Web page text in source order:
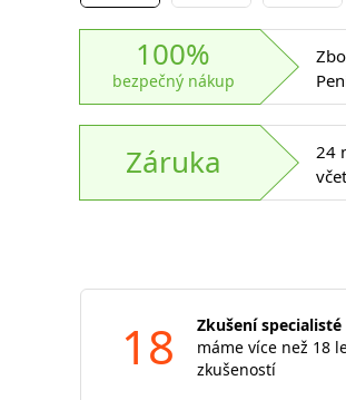
100%
bezpečný nákup
Záruka
24
18
Zkušení specialisté
máme více než 18
zkušeností